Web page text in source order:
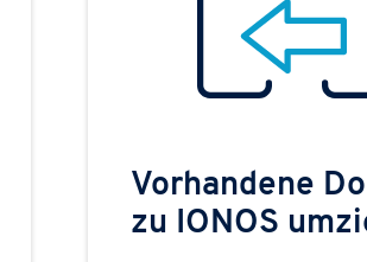
Vorhandene
zu IONOS